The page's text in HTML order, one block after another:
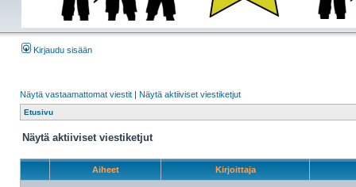
Kirjaudu sisään
Näytä vastaamattomat viestit | Näytä aktiiviset viestiketjut
Etusivu
Näytä aktiiviset viestiketjut
Aiheet Kirjoittaja